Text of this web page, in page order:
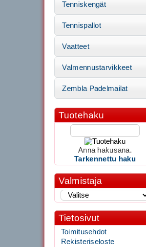
Tenniskengät
Tennispallot
Vaatteet
Valmennustarvikkeet
Zembla Padelmailat
Tuotehaku
Anna hakusana.
Tarkennettu haku
Valmistaja
Tietosivut
Toimitusehdot
Rekisteriseloste